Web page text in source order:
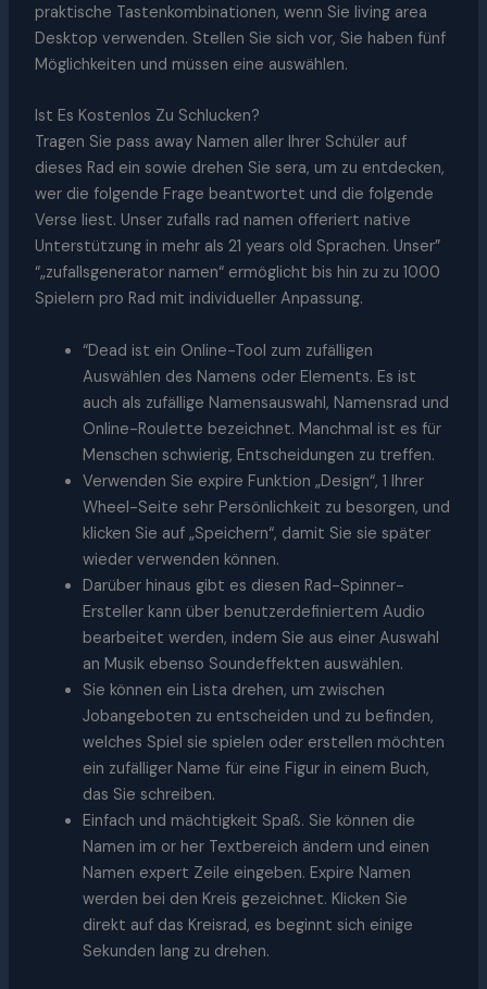
praktische Tastenkombinationen, wenn Sie living area
Desktop verwenden. Stellen Sie sich vor, Sie haben fünf
Möglichkeiten und müssen eine auswählen.
Ist Es Kostenlos Zu Schlucken?
Tragen Sie pass away Namen aller Ihrer Schüler auf
dieses Rad ein sowie drehen Sie sera, um zu entdecken,
wer die folgende Frage beantwortet und die folgende
Verse liest. Unser zufalls rad namen offeriert native
Unterstützung in mehr als 21 years old Sprachen. Unser”
“„zufallsgenerator namen“ ermöglicht bis hin zu zu 1000
Spielern pro Rad mit individueller Anpassung.
“Dead ist ein Online-Tool zum zufälligen
Auswählen des Namens oder Elements. Es ist
auch als zufällige Namensauswahl, Namensrad und
Online-Roulette bezeichnet. Manchmal ist es für
Menschen schwierig, Entscheidungen zu treffen.
Verwenden Sie expire Funktion „Design“, 1 Ihrer
Wheel-Seite sehr Persönlichkeit zu besorgen, und
klicken Sie auf „Speichern“, damit Sie sie später
wieder verwenden können.
Darüber hinaus gibt es diesen Rad-Spinner-
Ersteller kann über benutzerdefiniertem Audio
bearbeitet werden, indem Sie aus einer Auswahl
an Musik ebenso Soundeffekten auswählen.
Sie können ein Lista drehen, um zwischen
Jobangeboten zu entscheiden und zu befinden,
welches Spiel sie spielen oder erstellen möchten
ein zufälliger Name für eine Figur in einem Buch,
das Sie schreiben.
Einfach und mächtigkeit Spaß. Sie können die
Namen im or her Textbereich ändern und einen
Namen expert Zeile eingeben. Expire Namen
werden bei den Kreis gezeichnet. Klicken Sie
direkt auf das Kreisrad, es beginnt sich einige
Sekunden lang zu drehen.